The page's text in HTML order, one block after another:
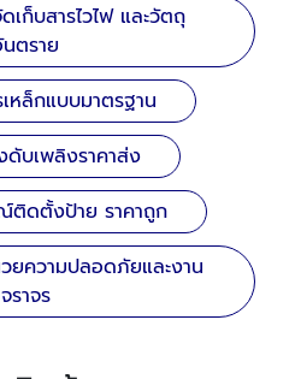
ก็บสารไวไฟ และวัตถุ
ตราย
หล็กแบบมาตรฐาน
บเพลิงราคาส่ง
ติดตั้งป้าย ราคาถูก
ความปลอดภัยและงาน
จราจร